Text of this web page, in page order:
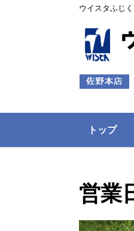
ウイスタふじ
トップ
営業